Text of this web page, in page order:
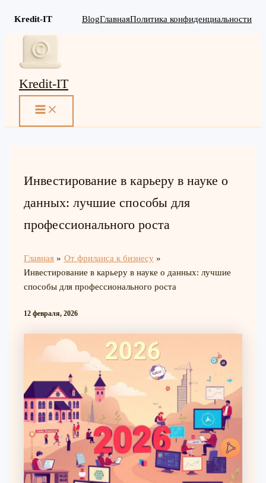
Kredit-IT BlogГлавнаяПолитика конфиденциальности
Перейти
содержимому
Kredit-IT
MAIN
Инвестирование в карьеру в науке о
данных: лучшие способы для
профессионального роста
Главная
От фриланса к бизнесу
Инвестирование в карьеру в науке о данных: лучшие
способы для профессионального роста
12 февраля, 2026